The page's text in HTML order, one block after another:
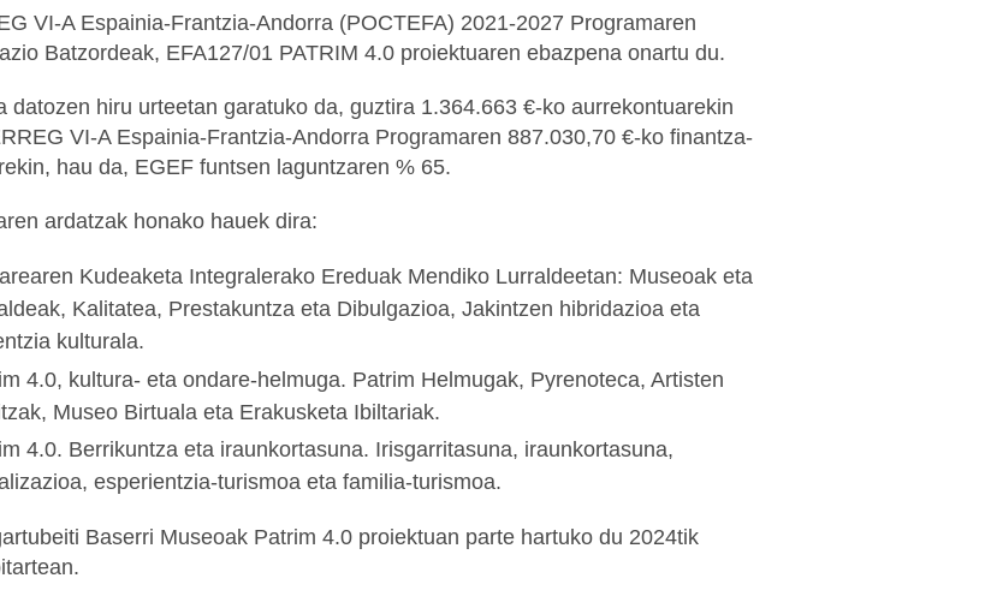
VI-A Espainia-Frantzia-Andorra (POCTEFA) 2021-2027 Programaren
Batzordeak, EFA127/01 PATRIM 4.0 proiektuaren ebazpena onartu du.
datozen hiru urteetan garatuko da, guztira 1.364.663 €-ko aurrekontuarekin
VI-A Espainia-Frantzia-Andorra Programaren 887.030,70 €-ko finantza-
hau da, EGEF funtsen laguntzaren % 65.
ardatzak honako hauek dira:
Kudeaketa Integralerako Ereduak Mendiko Lurraldeetan: Museoak eta
Kalitatea, Prestakuntza eta Dibulgazioa, Jakintzen hibridazioa eta
kulturala.
4.0, kultura- eta ondare-helmuga. Patrim Helmugak, Pyrenoteca, Artisten
Museo Birtuala eta Erakusketa Ibiltariak.
4.0. Berrikuntza eta iraunkortasuna. Irisgarritasuna, iraunkortasuna,
esperientzia-turismoa eta familia-turismoa.
Baserri Museoak Patrim 4.0 proiektuan parte hartuko du 2024tik